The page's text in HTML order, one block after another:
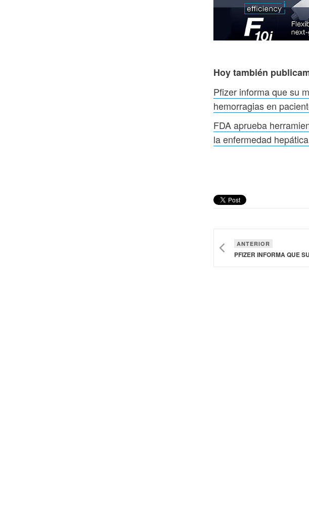
Hoy también
Pfizer informa que su
hemorragias en
FDA aprueba
la enfermedad
ANTERIOR